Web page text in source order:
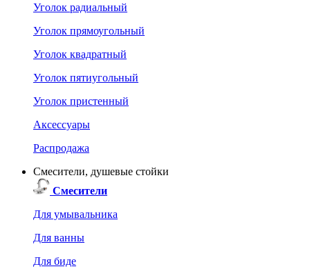
Уголок радиальный
Уголок прямоугольный
Уголок квадратный
Уголок пятиугольный
Уголок пристенный
Аксессуары
Распродажа
Смесители, душевые стойки
Смесители
Для умывальника
Для ванны
Для биде